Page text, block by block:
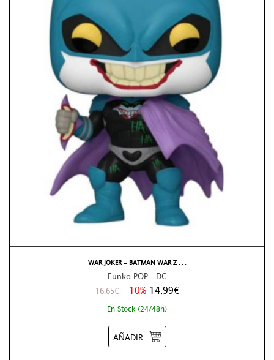
WAR JOKER – BATMAN WAR Z . . .
Funko POP - DC
16,65€ -10% 14,99€
En Stock (24/48h)
AÑADIR